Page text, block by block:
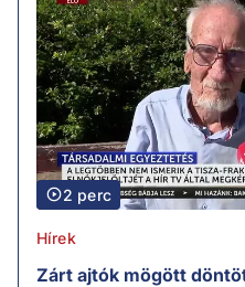
2 perc
Hírek
Zárt ajtók mögött